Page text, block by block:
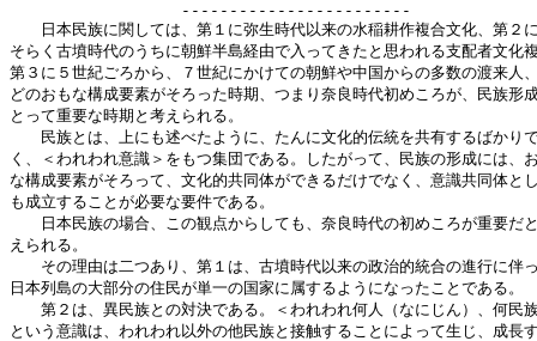
------------------------
日本民族に関しては、第１に弥生時代以来の水稲耕作複合文化、第２
そらく古墳時代のうちに朝鮮半島経由で入ってきたと思われる支配者文化
第３に５世紀ごろから、７世紀にかけての朝鮮や中国からの多数の渡来人
どのおもな構成要素がそろった時期、つまり奈良時代初めころが、民族形
とって重要な時期と考えられる。
民族とは、上にも述べたように、たんに文化的伝統を共有するばかり
く、＜われわれ意識＞をもつ集団である。したがって、民族の形成には、
な構成要素がそろって、文化的共同体ができるだけでなく、意識共同体と
も成立することが必要な要件である。
日本民族の場合、この観点からしても、奈良時代の初めころが重要だ
えられる。
その理由は二つあり、第１は、古墳時代以来の政治的統合の進行に伴
日本列島の大部分の住民が単一の国家に属するようになったことである。
第２は、異民族との対決である。＜われわれ何人（なにじん）、何民
という意識は、われわれ以外の他民族と接触することによって生じ、成長